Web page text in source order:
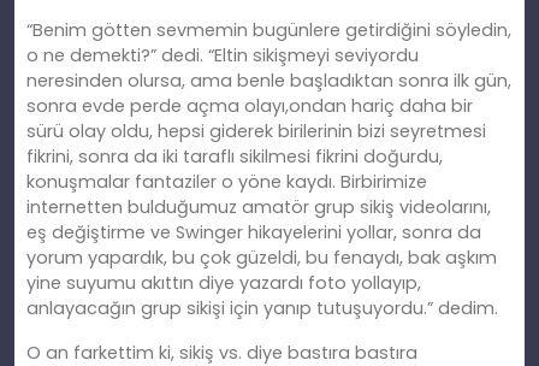
“Benim götten sevmemin bugünlere getirdiğini söyledin,
o ne demekti?” dedi. “Eltin sikişmeyi seviyordu
neresinden olursa, ama benle başladıktan sonra ilk gün,
sonra evde perde açma olayı,ondan hariç daha bir
sürü olay oldu, hepsi giderek birilerinin bizi seyretmesi
fikrini, sonra da iki taraflı sikilmesi fikrini doğurdu,
konuşmalar fantaziler o yöne kaydı. Birbirimize
internetten bulduğumuz amatör grup sikiş videolarını,
eş değiştirme ve Swinger hikayelerini yollar, sonra da
yorum yapardık, bu çok güzeldi, bu fenaydı, bak aşkım
yine suyumu akıttın diye yazardı foto yollayıp,
anlayacağın grup sikişi için yanıp tutuşuyordu.” dedim.
O an farkettim ki, sikiş vs. diye bastıra bastıra